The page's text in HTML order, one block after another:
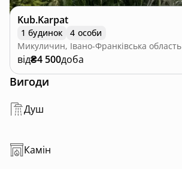
Kub.Karpat
1 будинок
4 особи
Микуличин, Івано-Франківська область
від₴4 500доба
Вигоди
Душ
Камін